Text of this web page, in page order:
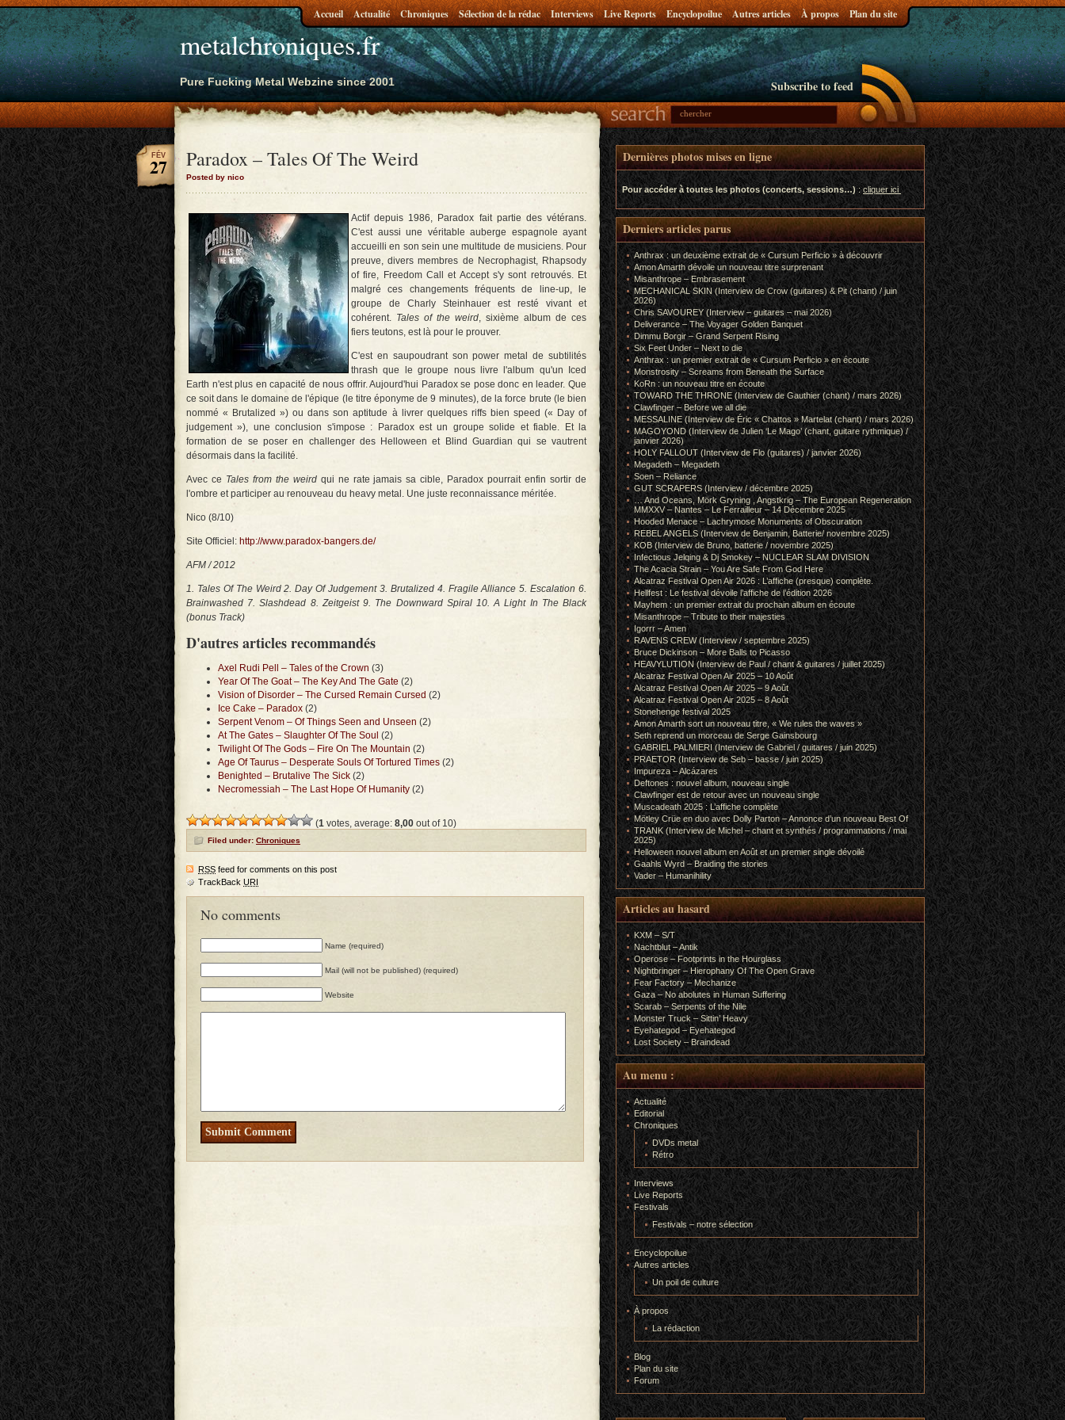
metalchroniques.fr
Pure Fucking Metal Webzine since 2001
Accueil Actualité Chroniques Sélection de la rédac Interviews Live Reports Encyclopoilue Autres articles À propos Plan du site
Subscribe to feed
Paradox – Tales Of The Weird
Posted by nico
FÉV
27
Actif depuis 1986, Paradox fait partie des vétérans.
C'est aussi une véritable auberge espagnole ayant
accueilli en son sein une multitude de musiciens. Pour
preuve, divers membres de Necrophagist, Rhapsody
of fire, Freedom Call et Accept s'y sont retrouvés. Et
malgré ces changements fréquents de line-up, le
groupe de Charly Steinhauer est resté vivant et
cohérent. Tales of the weird, sixième album de ces
fiers teutons, est là pour le prouver.
C'est en saupoudrant son power metal de subtilités
thrash que le groupe nous livre l'album qu'un Iced
Earth n'est plus en capacité de nous offrir. Aujourd'hui Paradox se pose donc en leader. Que
ce soit dans le domaine de l'épique (le titre éponyme de 9 minutes), de la force brute (le bien
nommé « Brutalized ») ou dans son aptitude à livrer quelques riffs bien speed (« Day of
judgement »), une conclusion s'impose : Paradox est un groupe solide et fiable. Et la
formation de se poser en challenger des Helloween et Blind Guardian qui se vautrent
désormais dans la facilité.
Avec ce Tales from the weirdqui ne rate jamais sa cible, Paradox pourrait enfin sortir de
l'ombre et participer au renouveau du heavy metal. Une juste reconnaissance méritée.
Nico (8/10)
Site Officiel: http://www.paradox-bangers.de/
AFM / 2012
1. Tales Of The Weird 2. Day Of Judgement 3. Brutalized 4. Fragile Alliance 5. Escalation 6.
Brainwashed 7. Slashdead 8. Zeitgeist 9. The Downward Spiral 10. A Light In The Black
(bonus Track)
D'autres articles recommandés
Axel Rudi Pell – Tales of the Crown (3)
Year Of The Goat – The Key And The Gate (2)
Vision of Disorder – The Cursed Remain Cursed (2)
Ice Cake – Paradox (2)
Serpent Venom – Of Things Seen and Unseen (2)
At The Gates – Slaughter Of The Soul (2)
Twilight Of The Gods – Fire On The Mountain (2)
Age Of Taurus – Desperate Souls Of Tortured Times (2)
Benighted – Brutalive The Sick (2)
Necromessiah – The Last Hope Of Humanity (2)
(1 votes, average: 8,00 out of 10)
Filed under: Chroniques
RSS feed for comments on this post
TrackBack URI
No comments
Name (required)
Mail (will not be published) (required)
Website
Dernières photos mises en ligne
Pour accéder à toutes les photos (concerts, sessions…):cliquer ici
Derniers articles parus
Anthrax : un deuxième extrait de « Cursum Perficio » à découvrir
Amon Amarth dévoile un nouveau titre surprenant
Misanthrope – Embrasement
MECHANICAL SKIN (Interview de Crow (guitares) & Pit (chant) / juin
2026)
Chris SAVOUREY (Interview – guitares – mai 2026)
Deliverance – The Voyager Golden Banquet
Dimmu Borgir – Grand Serpent Rising
Six Feet Under – Next to die
Anthrax : un premier extrait de « Cursum Perficio » en écoute
Monstrosity – Screams from Beneath the Surface
KoRn : un nouveau titre en écoute
TOWARD THE THRONE (Interview de Gauthier (chant) / mars 2026)
Clawfinger – Before we all die
MESSALINE (Interview de Éric « Chattos » Martelat (chant) / mars 2026)
MAGOYOND (Interview de Julien ‘Le Mago’ (chant, guitare rythmique) /
janvier 2026)
HOLY FALLOUT (Interview de Flo (guitares) / janvier 2026)
Megadeth – Megadeth
Soen – Reliance
GUT SCRAPERS (Interview / décembre 2025)
… And Oceans, Mörk Gryning , Angstkrig – The European Regeneration
MMXXV – Nantes – Le Ferrailleur – 14 Décembre 2025
Hooded Menace – Lachrymose Monuments of Obscuration
REBEL ANGELS (Interview de Benjamin, Batterie/ novembre 2025)
KOB (Interview de Bruno, batterie / novembre 2025)
Infectious Jelqing & Dj Smokey – NUCLEAR SLAM DIVISION
The Acacia Strain – You Are Safe From God Here
Alcatraz Festival Open Air 2026 : L’affiche (presque) complète.
Hellfest : Le festival dévoile l’affiche de l’édition 2026
Mayhem : un premier extrait du prochain album en écoute
Misanthrope – Tribute to their majesties
Igorrr – Amen
RAVENS CREW (Interview / septembre 2025)
Bruce Dickinson – More Balls to Picasso
HEAVYLUTION (Interview de Paul / chant & guitares / juillet 2025)
Alcatraz Festival Open Air 2025 – 10 Août
Alcatraz Festival Open Air 2025 – 9 Août
Alcatraz Festival Open Air 2025 – 8 Août
Stonehenge festival 2025
Amon Amarth sort un nouveau titre, « We rules the waves »
Seth reprend un morceau de Serge Gainsbourg
GABRIEL PALMIERI (Interview de Gabriel / guitares / juin 2025)
PRAETOR (Interview de Seb – basse / juin 2025)
Impureza – Alcázares
Deftones : nouvel album, nouveau single
Clawfinger est de retour avec un nouveau single
Muscadeath 2025 : L’affiche complète
Mötley Crüe en duo avec Dolly Parton – Annonce d’un nouveau Best Of
TRANK (Interview de Michel – chant et synthés / programmations / mai
2025)
Helloween nouvel album en Août et un premier single dévoilé
Gaahls Wyrd – Braiding the stories
Vader – Humanihility
Articles au hasard
KXM – S/T
Nachtblut – Antik
Operose – Footprints in the Hourglass
Nightbringer – Hierophany Of The Open Grave
Fear Factory – Mechanize
Gaza – No abolutes in Human Suffering
Scarab – Serpents of the Nile
Monster Truck – Sittin’ Heavy
Eyehategod – Eyehategod
Lost Society – Braindead
Au menu :
Actualité
Editorial
Chroniques
DVDs metal
Rétro
Interviews
Live Reports
Festivals
Festivals – notre sélection
Encyclopoilue
Autres articles
Un poil de culture
À propos
La rédaction
Blog
Plan du site
Forum